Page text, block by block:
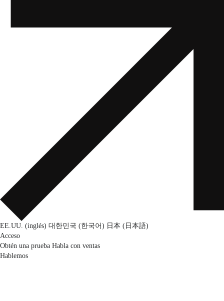
EE.UU. (inglés) 대한민국 (한국어) 日本 (日本語)
Acceso
Obtén una prueba Habla con ventas
Hablemos